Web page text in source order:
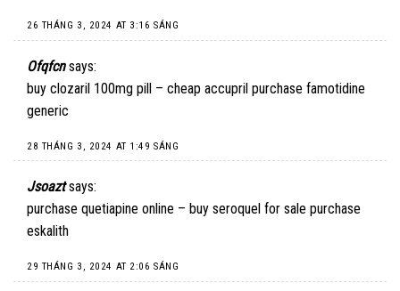
26 THÁNG 3, 2024 AT 3:16 SÁNG
Ofqfcn says:
buy clozaril 100mg pill – cheap accupril purchase famotidine
generic
28 THÁNG 3, 2024 AT 1:49 SÁNG
Jsoazt says:
purchase quetiapine online – buy seroquel for sale purchase
eskalith
29 THÁNG 3, 2024 AT 2:06 SÁNG